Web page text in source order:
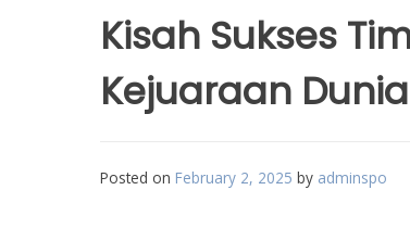
Kisah Sukses
Kejuaraan Dunia
Posted on February 2, 2025 by adminspo